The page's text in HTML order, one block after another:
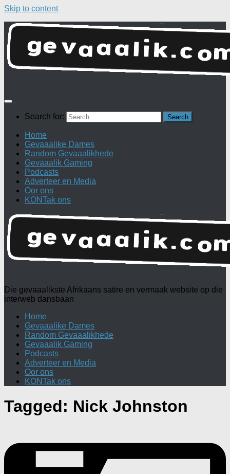
Skip to content
Search for:
Home
Gevaaalike Dames
Random Gevaaalikhede
Gevaaalik Gaming
Podcasts
Adverteer en Media
Oor ons
KONTak ons
Die gevaaalikste Afrikaans satire en vermaak website op die
interweb dansbaan
Home
Gevaaalike Dames
Random Gevaaalikhede
Gevaaalik Gaming
Podcasts
Adverteer en Media
Oor ons
KONTak ons
Tagged: Nick Johnston